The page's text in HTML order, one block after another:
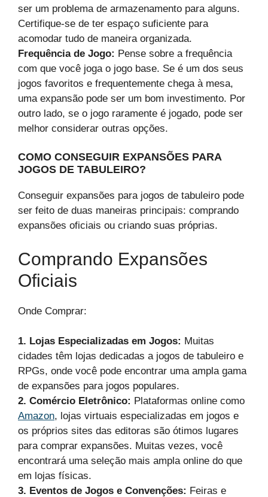
ser um problema de armazenamento para alguns.
Certifique-se de ter espaço suficiente para
acomodar tudo de maneira organizada.
Frequência de Jogo: Pense sobre a frequência
com que você joga o jogo base. Se é um dos seus
jogos favoritos e frequentemente chega à mesa,
uma expansão pode ser um bom investimento. Por
outro lado, se o jogo raramente é jogado, pode ser
melhor considerar outras opções.
COMO CONSEGUIR EXPANSÕES PARA
JOGOS DE TABULEIRO?
Conseguir expansões para jogos de tabuleiro pode
ser feito de duas maneiras principais: comprando
expansões oficiais ou criando suas próprias.
Comprando Expansões
Oficiais
Onde Comprar:
1. Lojas Especializadas em Jogos: Muitas
cidades têm lojas dedicadas a jogos de tabuleiro e
RPGs, onde você pode encontrar uma ampla gama
de expansões para jogos populares.
2. Comércio Eletrônico: Plataformas online como
Amazon, lojas virtuais especializadas em jogos e
os próprios sites das editoras são ótimos lugares
para comprar expansões. Muitas vezes, você
encontrará uma seleção mais ampla online do que
em lojas físicas.
3. Eventos de Jogos e Convenções: Feiras e